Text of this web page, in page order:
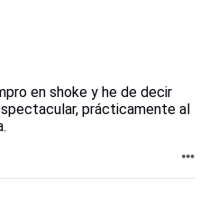
en shoke y he de decir
prácticamente al